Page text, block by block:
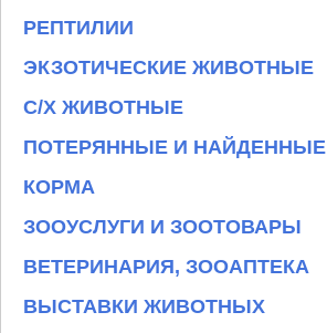
РЕПТИЛИИ
ЭКЗОТИЧЕСКИЕ ЖИВОТНЫЕ
С/Х ЖИВОТНЫЕ
ПОТЕРЯННЫЕ И НАЙДЕННЫЕ
КОРМА
ЗООУСЛУГИ И ЗООТОВАРЫ
ВЕТЕРИНАРИЯ, ЗООАПТЕКА
ВЫСТАВКИ ЖИВОТНЫХ